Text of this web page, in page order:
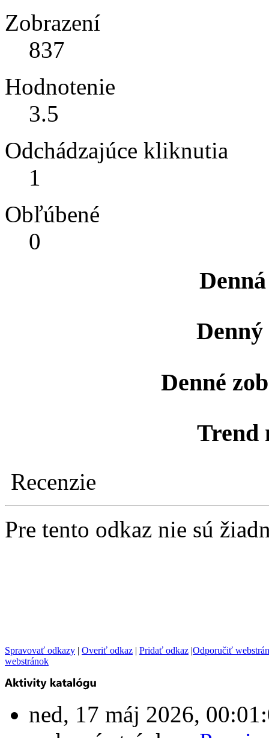
Zobrazení
837
Hodnotenie
3.5
Odchádzajúce kliknutia
1
Obľúbené
0
Denné
Trend
Recenzie
Pre tento odkaz nie sú
Spravovať odkazy | Overiť odkaz | Pridať odkaz |Odporučiť
webstránok
ned, 17 máj 2026,